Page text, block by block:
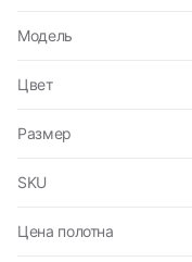
Модель
Цвет
Размер
SKU
Цена полотна